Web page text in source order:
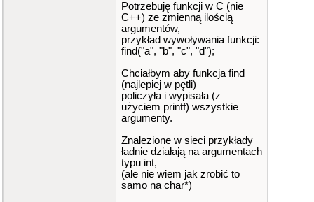
Potrzebuję funkcji w C (nie
C++) ze zmienną ilością
argumentów,
przykład wywoływania funkcji:
find("a", "b", "c", "d");
Chciałbym aby funkcja find
(najlepiej w pętli)
policzyła i wypisała (z
użyciem printf) wszystkie
argumenty.
Znalezione w sieci przykłady
ładnie działają na argumentach
typu int,
(ale nie wiem jak zrobić to
samo na char*)